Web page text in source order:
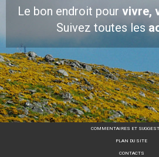
Le bon endroit pour vivre,
Suivez toutes les
COMMENTAIRES ET
PLAN DU SITE
CONTACTS